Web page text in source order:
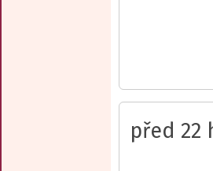
před 22